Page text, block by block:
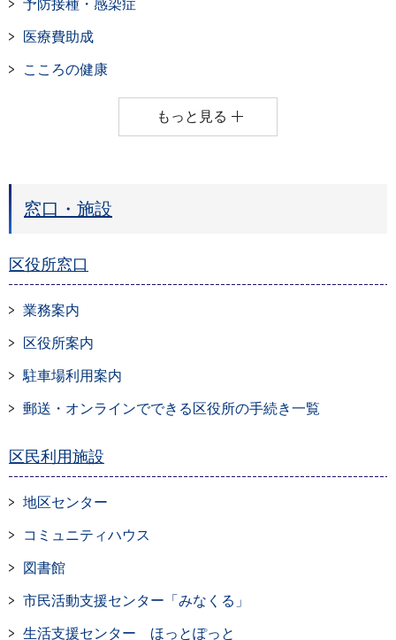
予防接種・感染症
医療費助成
こころの健康
もっと見る
窓口・施設
区役所窓口
業務案内
区役所案内
駐車場利用案内
郵送・オンラインでできる区役所の手続き一覧
区民利用施設
地区センター
コミュニティハウス
図書館
市民活動支援センター「みなくる」
生活支援センター ほっとぽっと